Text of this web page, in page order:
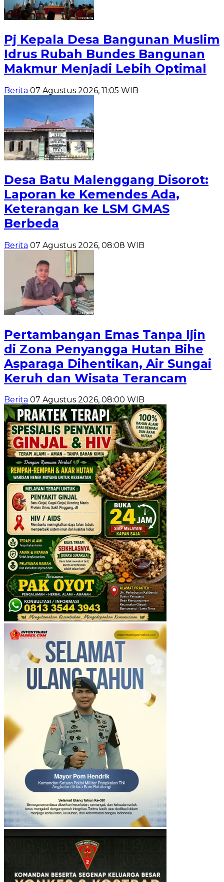
Pj Kepala Desa Bangunan Muslim
Idrus Rubah Bundes Bangunan
Makmur Menjadi Lebih Optimal
Berita 07 Agustus 2026, 11:05 WIB
Desa Batu Malenggang Disorot:
Laporan ke Kemendes Ada,
Keterangan ke LSM GMAS
Berbeda
Berita 07 Agustus 2026, 08:08 WIB
Pertambangan Emas Tanpa Ijin
di Zona Penyangga Hutan Bihe
Asparaga Dihentikan, Air Sungai
Keruh dan Wisata Terancam
Berita 07 Agustus 2026, 08:00 WIB